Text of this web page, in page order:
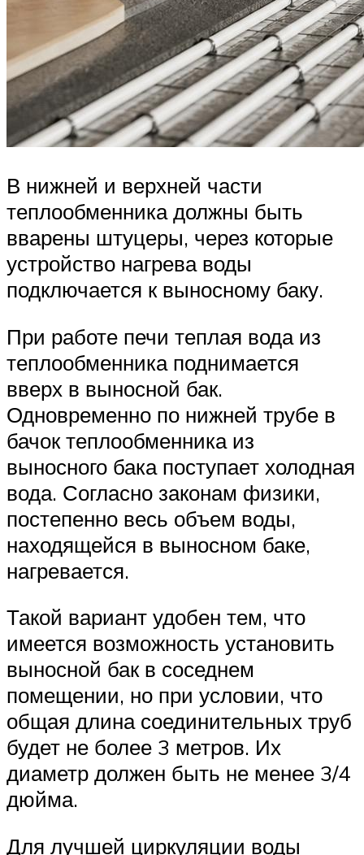
В нижней и верхней части
теплообменника должны быть
вварены штуцеры, через которые
устройство нагрева воды
подключается к выносному баку.
При работе печи теплая вода из
теплообменника поднимается
вверх в выносной бак.
Одновременно по нижней трубе в
бачок теплообменника из
выносного бака поступает холодная
вода. Согласно законам физики,
постепенно весь объем воды,
находящейся в выносном баке,
нагревается.
Такой вариант удобен тем, что
имеется возможность установить
выносной бак в соседнем
помещении, но при условии, что
общая длина соединительных труб
будет не более 3 метров. Их
диаметр должен быть не менее 3/4
дюйма.
Для лучшей циркуляции воды